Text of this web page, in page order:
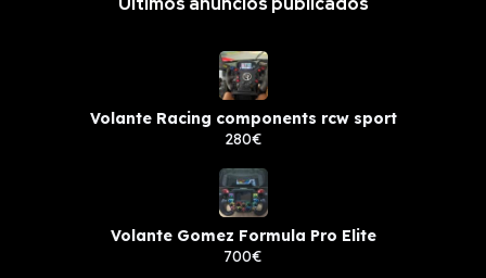
Volante Racing components rcw sport
280€
Volante Gomez Formula Pro Elite
700€